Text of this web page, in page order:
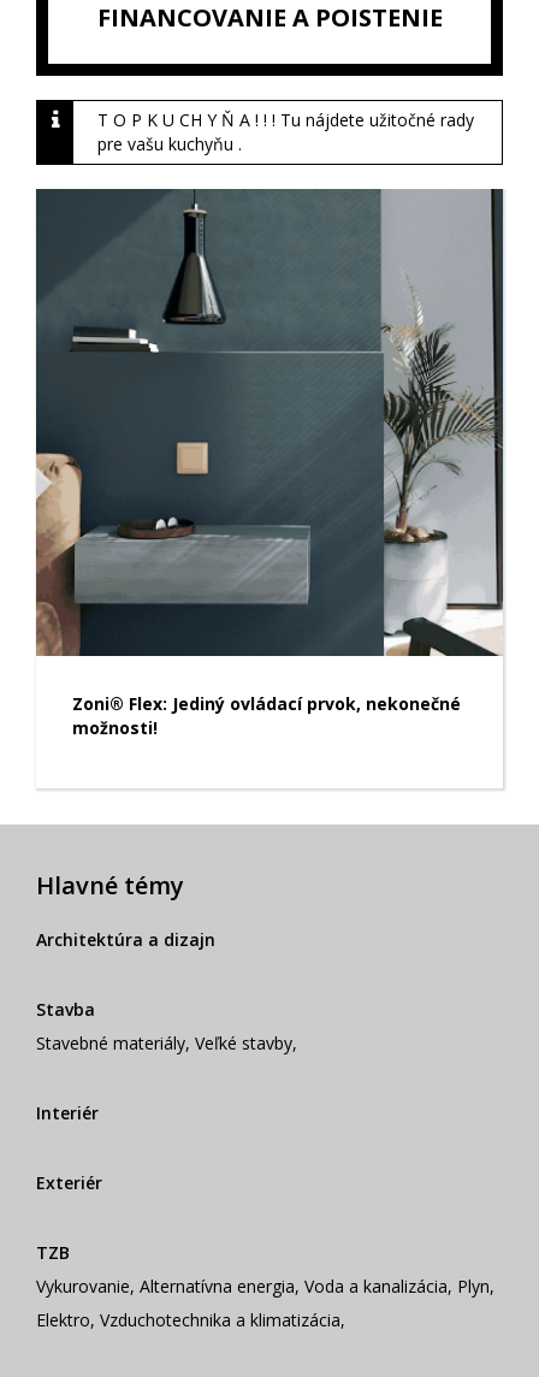
FINANCOVANIE A POISTENIE
T O P K U CH Y Ň A ! ! ! Tu nájdete užitočné rady
pre vašu kuchyňu .
Zoni® Flex: Jediný ovládací prvok, nekonečné
možnosti!
Hlavné témy
Architektúra a dizajn
Stavba
Stavebné materiály, Veľké stavby,
Interiér
Exteriér
TZB
Vykurovanie, Alternatívna energia, Voda a kanalizácia, Plyn,
Elektro, Vzduchotechnika a klimatizácia,